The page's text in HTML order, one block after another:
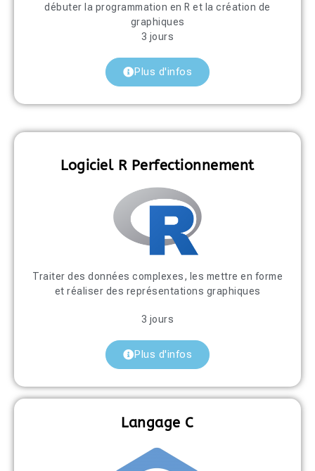
débuter la programmation en R et la création de
graphiques
3 jours
Plus d'infos
Logiciel R Perfectionnement
Traiter des données complexes, les mettre en forme
et réaliser des représentations graphiques
3 jours
Plus d'infos
Langage C